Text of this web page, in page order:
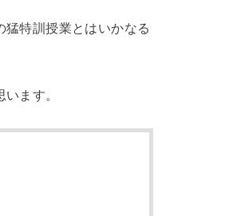
特訓授業とはいかなる
ます。